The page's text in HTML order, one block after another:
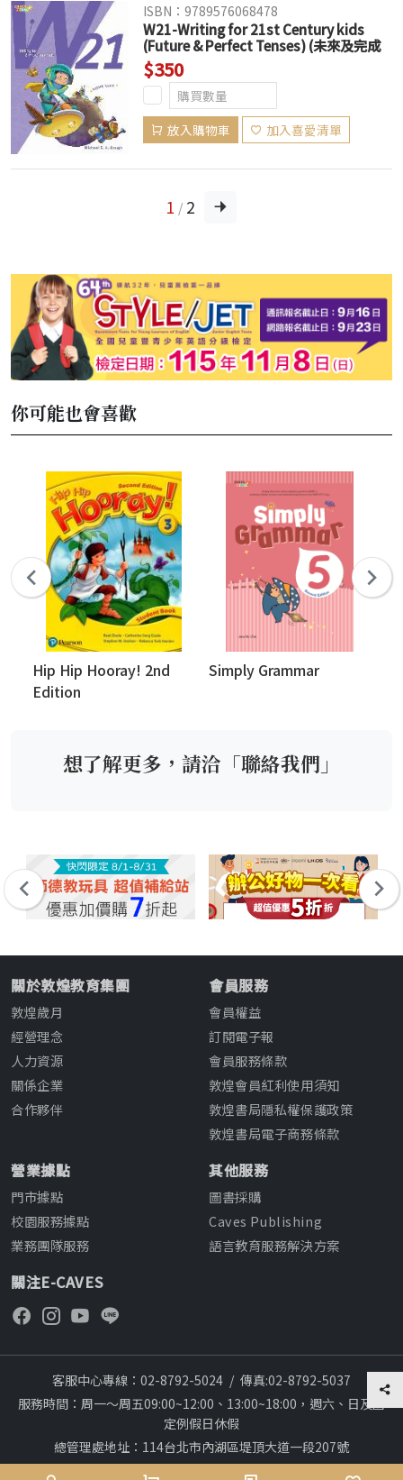
ISBN：9789576068478
W21-Writing for 21st Century kids
(Future & Perfect Tenses) (未來及完成
式) (Book+APP) (新版已上市，此版售完
為止)
$350
放入購物車 加入喜愛清單
1 / 2
你可能也會喜歡
Hip Hip Hooray! 2nd
Edition
Simply Grammar
想了解更多，請洽「聯絡我們」
關於敦煌教育集團
敦煌歲月
經營理念
人力資源
關係企業
合作夥伴
會員服務
會員權益
訂閱電子報
會員服務條款
敦煌會員紅利使用須知
敦煌書局隱私權保護政策
敦煌書局電子商務條款
營業據點
門市據點
校園服務據點
業務團隊服務
其他服務
圖書採購
Caves Publishing
語言教育服務解決方案
關注E-CAVES
客服中心專線：02-8792-5024 / 傳真:02-8792-5037
服務時間：周一～周五09:00~12:00、13:00~18:00，週六、日及國
定例假日休假
總管理處地址：114台北市內湖區堤頂大道一段207號
本網站建議採用chrome瀏覽器,瀏覽更順暢